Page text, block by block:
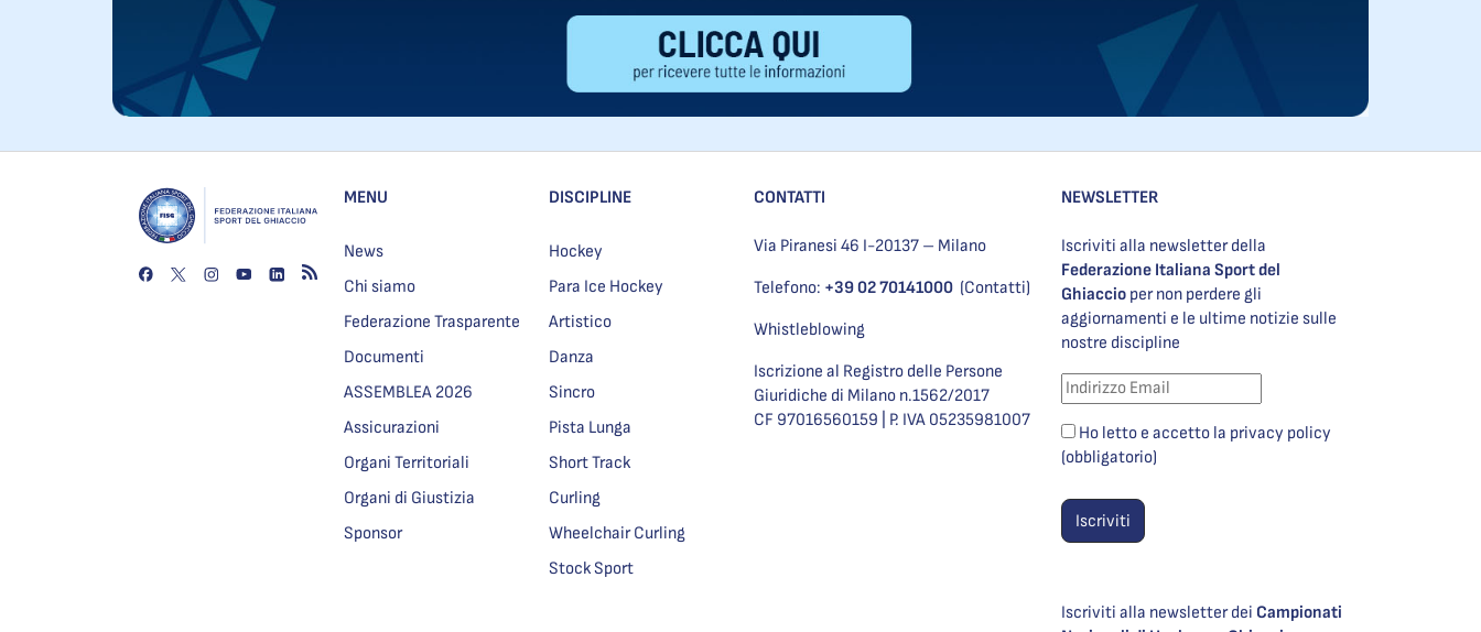
MENU
News
Chi siamo
Federazione Trasparente
Documenti
ASSEMBLEA 2026
Assicurazioni
Organi Territoriali
Organi di Giustizia
Sponsor
DISCIPLINE
Hockey
Para Ice Hockey
Artistico
Danza
Sincro
Pista Lunga
Short Track
Curling
Wheelchair Curling
Stock Sport
CONTATTI
Via Piranesi 46 I-20137 – Milano
Telefono: +39 02 70141000 (Contatti)
Whistleblowing
Iscrizione al Registro delle Persone
Giuridiche di Milano n.1562/2017
CF 97016560159 | P. IVA 05235981007
NEWSLETTER
Iscriviti alla newsletter della
Federazione Italiana Sport del
Ghiaccio per non perdere gli
aggiornamenti e le ultime notizie sulle
nostre discipline
Ho letto e accetto la privacy policy
(obbligatorio)
Iscriviti alla newsletter dei Campionati